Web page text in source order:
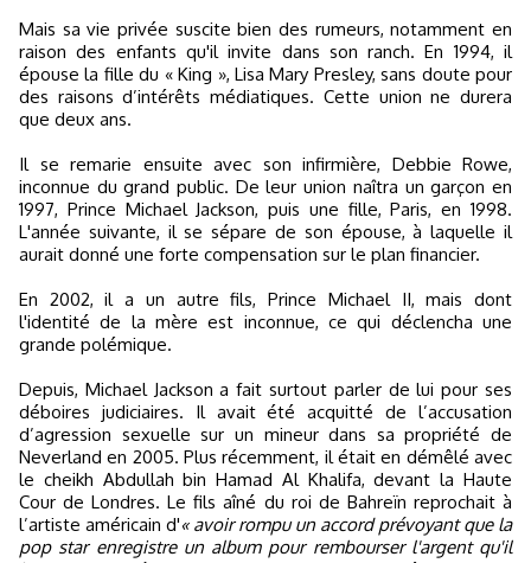
Mais sa vie privée suscite bien des rumeurs, notamment en
raison des enfants qu'il invite dans son ranch. En 1994, il
épouse la fille du « King », Lisa Mary Presley, sans doute pour
des raisons d’intérêts médiatiques. Cette union ne durera
que deux ans.
Il se remarie ensuite avec son infirmière, Debbie Rowe,
inconnue du grand public. De leur union naîtra un garçon en
1997, Prince Michael Jackson, puis une fille, Paris, en 1998.
L'année suivante, il se sépare de son épouse, à laquelle il
aurait donné une forte compensation sur le plan financier.
En 2002, il a un autre fils, Prince Michael II, mais dont
l'identité de la mère est inconnue, ce qui déclencha une
grande polémique.
Depuis, Michael Jackson a fait surtout parler de lui pour ses
déboires judiciaires. Il avait été acquitté de l’accusation
d’agression sexuelle sur un mineur dans sa propriété de
Neverland en 2005. Plus récemment, il était en démêlé avec
le cheikh Abdullah bin Hamad Al Khalifa, devant la Haute
Cour de Londres. Le fils aîné du roi de Bahreïn reprochait à
l’artiste américain d'« avoir rompu un accord prévoyant que la
pop star enregistre un album pour rembourser l'argent qu'il